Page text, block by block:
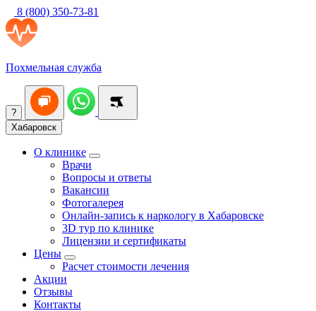
8 (800) 350-73-81
Похмельная служба
?
Хабаровск
О клинике
Врачи
Вопросы и ответы
Вакансии
Фотогалерея
Онлайн-запись к наркологу в Хабаровске
3D тур по клинике
Лицензии и сертификаты
Цены
Расчет стоимости лечения
Акции
Отзывы
Контакты